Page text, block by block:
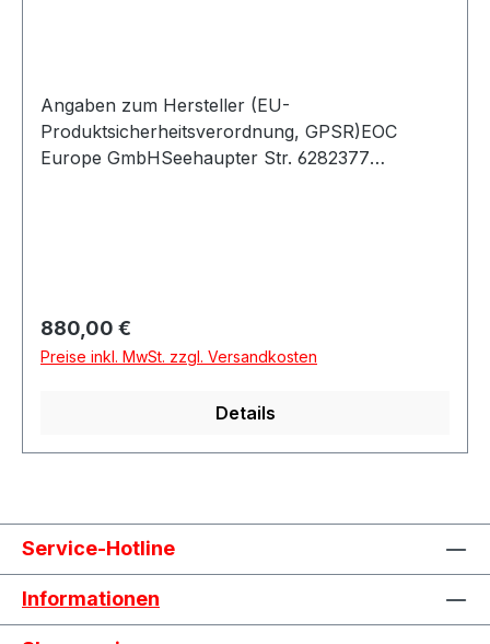
Angaben zum Hersteller (EU-
Produktsicherheitsverordnung, GPSR)EOC
Europe GmbHSeehaupter Str. 6282377
Regulärer Preis:
880,00 €
Preise inkl. MwSt. zzgl. Versandkosten
Details
Service-Hotline
Informationen